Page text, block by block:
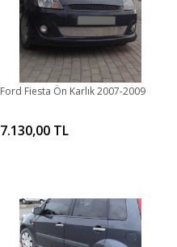
Ford Fiesta Ön Karlık 2007-2009
7.130,00 TL